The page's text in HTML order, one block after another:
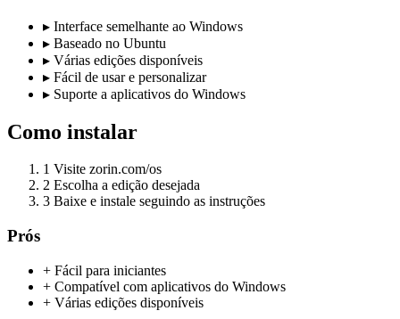
▸ Interface semelhante ao Windows
▸ Baseado no Ubuntu
▸ Várias edições disponíveis
▸ Fácil de usar e personalizar
▸ Suporte a aplicativos do Windows
Como instalar
1 Visite zorin.com/os
2 Escolha a edição desejada
3 Baixe e instale seguindo as instruções
Prós
+ Fácil para iniciantes
+ Compatível com aplicativos do Windows
+ Várias edições disponíveis